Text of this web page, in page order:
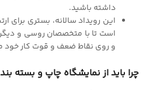
داشته باشید.
این رویداد سالانه، بستری برای
است تا با متخصصان روسی و دیگر
و روی نقاط ضعف و قوت کار خود
چرا باید از نمایشگاه چاپ و بسته